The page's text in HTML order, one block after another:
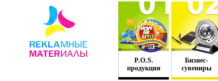
P.O.S.
продукция
Бизнес-
сувениры